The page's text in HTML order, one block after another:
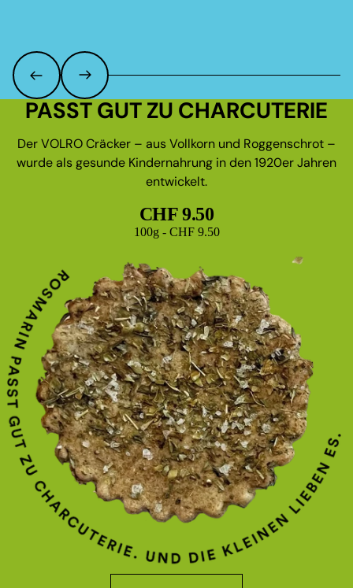
PASST GUT ZU CHARCUTERIE
Der VOLRO Cräcker – aus Vollkorn und Roggenschrot –
wurde als gesunde Kindernahrung in den 1920er Jahren
entwickelt.
CHF 9.50
Grundpreis
100g - CHF 9.50